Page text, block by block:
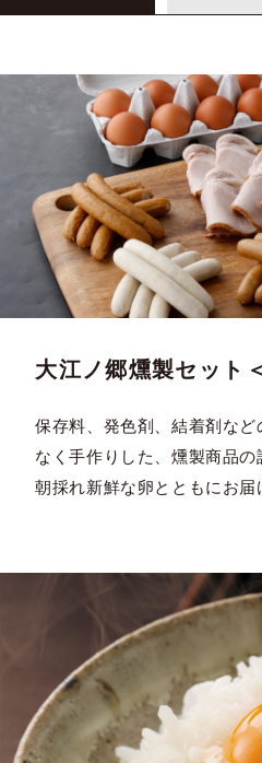
大江ノ郷燻製セット
保存料、発色剤、結着剤など
なく手作りした、燻製商品の
朝採れ新鮮な卵とともにお届